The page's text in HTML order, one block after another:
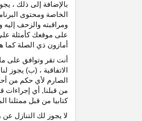
بالإضافة إلى ذلك ،
الخاصة ومحتوى
ومراقبته والزحف
على موقعك كأمثلة
أمازون ذي الصلة كما
أنت تقر وتوافق على
الاتفاقية ، (ب)
الصارم لأي حكم من
من قبلنا, أي إجراءات
كتابيا من قبل ممثلنا
لا يجوز لك التنازل